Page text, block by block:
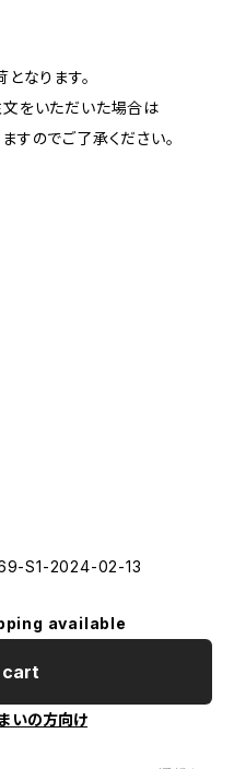
なります。
をいただいた場合は
すのでご了承ください。
S1-2024-02-13
available
cart
いの方向け